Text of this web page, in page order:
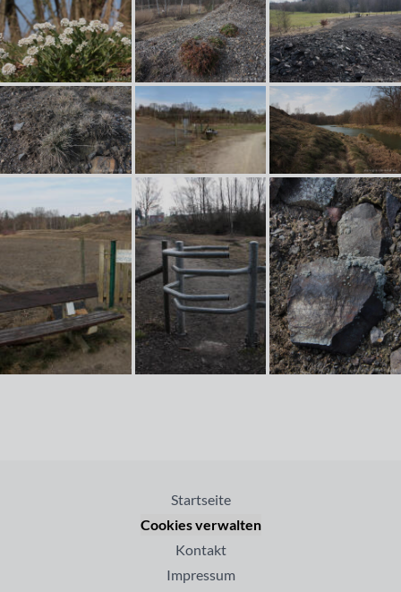
Startseite
Cookies verwalten
Kontakt
Impressum